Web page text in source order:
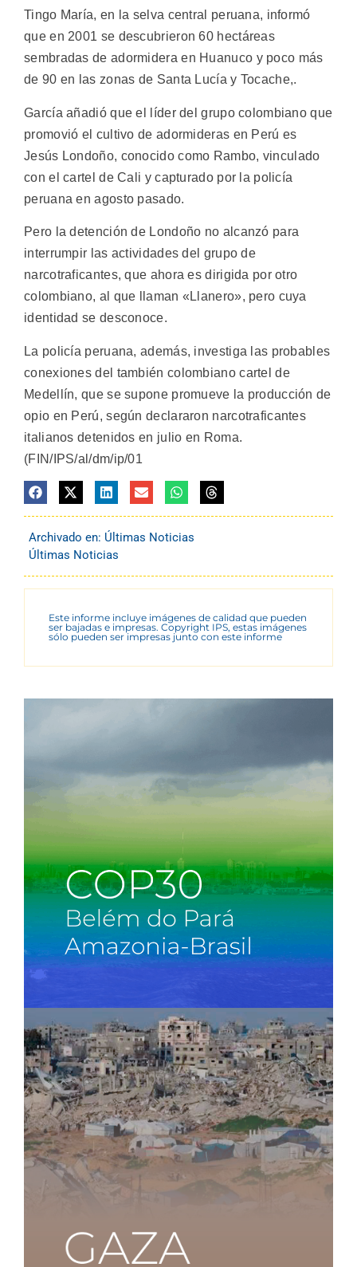
Tingo María, en la selva central peruana, informó
que en 2001 se descubrieron 60 hectáreas
sembradas de adormidera en Huanuco y poco más
de 90 en las zonas de Santa Lucía y Tocache,.
García añadió que el líder del grupo colombiano que
promovió el cultivo de adormideras en Perú es
Jesús Londoño, conocido como Rambo, vinculado
con el cartel de Cali y capturado por la policía
peruana en agosto pasado.
Pero la detención de Londoño no alcanzó para
interrumpir las actividades del grupo de
narcotraficantes, que ahora es dirigida por otro
colombiano, al que llaman «Llanero», pero cuya
identidad se desconoce.
La policía peruana, además, investiga las probables
conexiones del también colombiano cartel de
Medellín, que se supone promueve la producción de
opio en Perú, según declararon narcotraficantes
italianos detenidos en julio en Roma.
(FIN/IPS/al/dm/ip/01
Archivado en: Últimas Noticias
Últimas Noticias
Este informe incluye imágenes de calidad que pueden
ser bajadas e impresas. Copyright IPS, estas imágenes
sólo pueden ser impresas junto con este informe